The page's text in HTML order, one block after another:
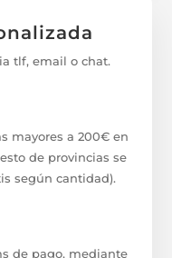
tlf, email o chat.
mayores a 200€ en
de provincias se
según cantidad).
de pago, mediante